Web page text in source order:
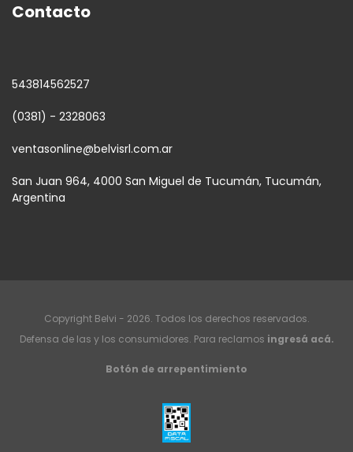
Contacto
543814562527
(0381) - 2328063
ventasonline@belvisrl.com.ar
San Juan 964, 4000 San Miguel de Tucumán, Tucumán,
Argentina
Copyright Belvi - 2026. Todos los derechos reservados.
Defensa de las y los consumidores. Para reclamos ingresá acá.
Botón de arrepentimiento